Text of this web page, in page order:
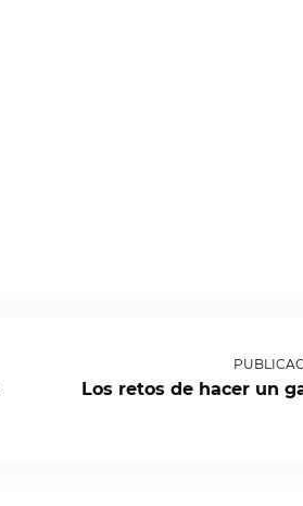
Los retos de hacer un